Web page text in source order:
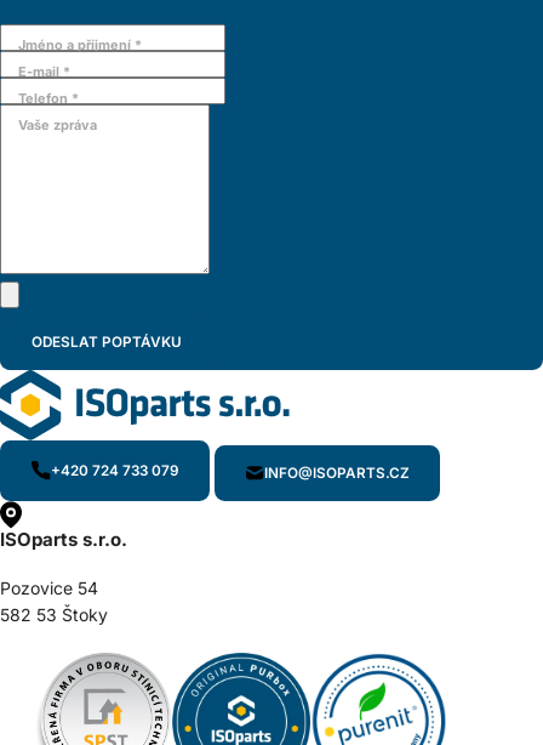
Jméno a příjmení *
E-mail *
Telefon *
Vaše zpráva
+420 724 733 079 INFO@ISOPARTS.CZ
ISOparts s.r.o.
Pozovice 54
582 53 Štoky